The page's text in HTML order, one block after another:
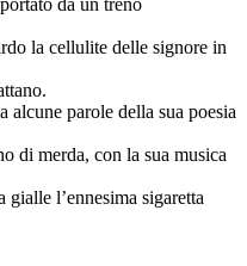
la cellulite delle signore in
alcune parole della sua poesia
di merda, con la sua musica
l’ennesima sigaretta